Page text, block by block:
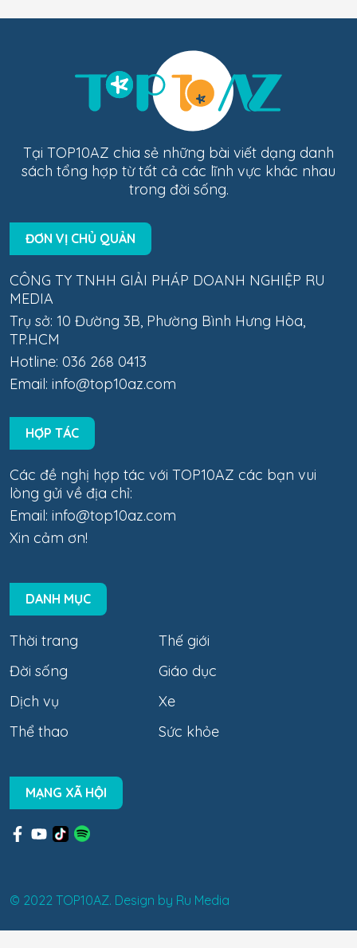
Tại TOP10AZ chia sẻ những bài viết dạng danh
sách tổng hợp từ tất cả các lĩnh vực khác nhau
trong đời sống.
ĐƠN VỊ CHỦ QUẢN
CÔNG TY TNHH GIẢI PHÁP DOANH NGHIỆP RU
MEDIA
Trụ sở: 10 Đường 3B, Phường Bình Hưng Hòa,
TP.HCM
Hotline: 036 268 0413
Email: info@top10az.com
HỢP TÁC
Các đề nghị hợp tác với TOP10AZ các bạn vui
lòng gửi về địa chỉ:
Email: info@top10az.com
Xin cảm ơn!
DANH MỤC
Thời trang
Thế giới
Đời sống
Giáo dục
Dịch vụ
Xe
Thể thao
Sức khỏe
MẠNG XÃ HỘI
© 2022 TOP10AZ. Design by Ru Media